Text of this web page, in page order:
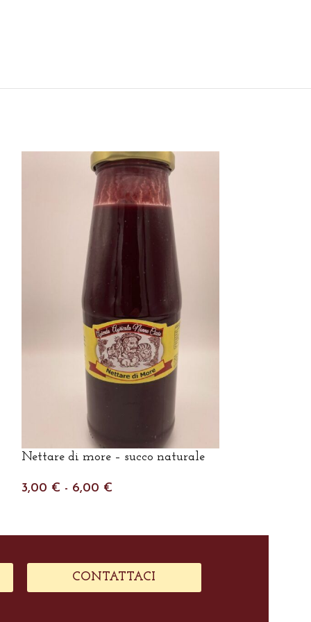
Nettare di more – succo naturale
3,00 € - 6,00 €
CONTATTACI